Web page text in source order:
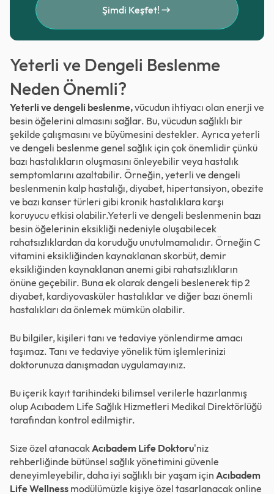
Şimdi Keşfet!
Yeterli ve Dengeli Beslenme
Neden Önemli?
Yeterli ve dengeli beslenme,vücudun ihtiyacı olan enerji ve
besin öğelerini almasını sağlar. Bu, vücudun sağlıklı bir
şekilde çalışmasını ve büyümesini destekler. Ayrıca yeterli
ve dengeli beslenme genel sağlık için çok önemlidir çünkü
bazı hastalıkların oluşmasını önleyebilir veya hastalık
semptomlarını azaltabilir. Örneğin, yeterli ve dengeli
beslenmenin kalp hastalığı, diyabet, hipertansiyon, obezite
ve bazı kanser türleri gibi kronik hastalıklara karşı
koruyucu etkisi olabilir.Yeterli ve dengeli beslenmenin bazı
besin öğelerinin eksikliği nedeniyle oluşabilecek
rahatsızlıklardan da koruduğu unutulmamalıdır. Örneğin C
vitamini eksikliğinden kaynaklanan skorbüt, demir
eksikliğinden kaynaklanan anemi gibi rahatsızlıkların
önüne geçebilir. Buna ek olarak dengeli beslenerek tip 2
diyabet, kardiyovasküler hastalıklar ve diğer bazı önemli
hastalıkları da önlemek mümkün olabilir.
Bu bilgiler, kişileri tanı ve tedaviye yönlendirme amacı
taşımaz. Tanı ve tedaviye yönelik tüm işlemlerinizi
doktorunuza danışmadan uygulamayınız.
Bu içerik kayıt tarihindeki bilimsel verilerle hazırlanmış
olup Acıbadem Life Sağlık Hizmetleri Medikal Direktörlüğü
tarafından kontrol edilmiştir.
Size özel atanacakAcıbadem Life Doktoru'niz
rehberliğinde bütünsel sağlık yönetimini güvenle
deneyimleyebilir, daha iyi sağlıklı bir yaşam için Acıbadem
Life Wellness modülümüzle kişiye özel tasarlanacak online